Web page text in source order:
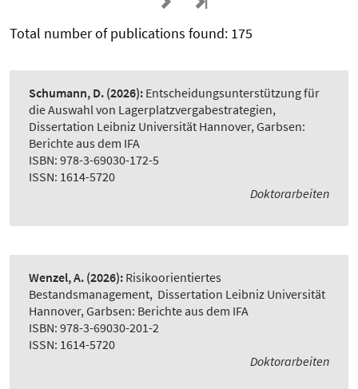
Total number of publications found: 175
Schumann, D. (2026): Entscheidungsunterstützung für
die Auswahl von Lagerplatzvergabestrategien,
Dissertation Leibniz Universität Hannover, Garbsen:
Berichte aus dem IFA
ISBN: 978-3-69030-172-5
ISSN: 1614-5720
Doktorarbeiten
Wenzel, A. (2026): Risikoorientiertes
Bestandsmanagement, Dissertation Leibniz Universität
Hannover, Garbsen: Berichte aus dem IFA
ISBN: 978-3-69030-201-2
ISSN: 1614-5720
Doktorarbeiten